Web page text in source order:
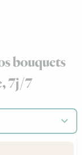
bouquets
7j/7